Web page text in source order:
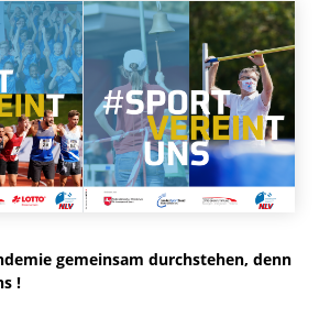
gemeinsam durchstehen, denn
!